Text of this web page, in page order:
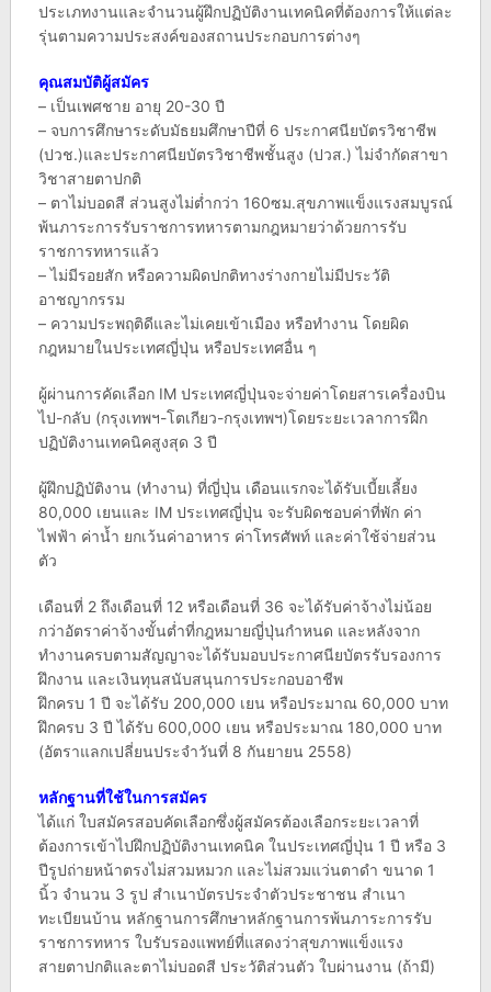
ประเภทงานและจำนวนผู้ฝึกปฏิบัติงานเทคนิคที่ต้องการให้แต่ละ
รุ่นตามความประสงค์ของสถานประกอบการต่างๆ
คุณสมบัติผู้สมัคร
– เป็นเพศชาย อายุ 20-30 ปี
– จบการศึกษาระดับมัธยมศึกษาปีที่ 6 ประกาศนียบัตรวิชาชีพ
(ปวช.)และประกาศนียบัตรวิชาชีพชั้นสูง (ปวส.) ไม่จำกัดสาขา
วิชาสายตาปกติ
– ตาไม่บอดสี ส่วนสูงไม่ต่ำกว่า 160ซม.สุขภาพแข็งแรงสมบูรณ์
พ้นภาระการรับราชการทหารตามกฎหมายว่าด้วยการรับ
ราชการทหารแล้ว
– ไม่มีรอยสัก หรือความผิดปกติทางร่างกายไม่มีประวัติ
อาชญากรรม
– ความประพฤติดีและไม่เคยเข้าเมือง หรือทำงาน โดยผิด
กฎหมายในประเทศญี่ปุ่น หรือประเทศอื่น ๆ
ผู้ผ่านการคัดเลือก IM ประเทศญี่ปุ่นจะจ่ายค่าโดยสารเครื่องบิน
ไป-กลับ (กรุงเทพฯ-โตเกียว-กรุงเทพฯ)โดยระยะเวลาการฝึก
ปฏิบัติงานเทคนิคสูงสุด 3 ปี
ผู้ฝึกปฏิบัติงาน (ทำงาน) ที่ญี่ปุ่น เดือนแรกจะได้รับเบี้ยเลี้ยง
80,000 เยนและ IM ประเทศญี่ปุ่น จะรับผิดชอบค่าที่พัก ค่า
ไฟฟ้า ค่าน้ำ ยกเว้นค่าอาหาร ค่าโทรศัพท์ และค่าใช้จ่ายส่วน
ตัว
เดือนที่ 2 ถึงเดือนที่ 12 หรือเดือนที่ 36 จะได้รับค่าจ้างไม่น้อย
กว่าอัตราค่าจ้างขั้นต่ำที่กฎหมายญี่ปุ่นกำหนด และหลังจาก
ทำงานครบตามสัญญาจะได้รับมอบประกาศนียบัตรรับรองการ
ฝึกงาน และเงินทุนสนับสนุนการประกอบอาชีพ
ฝึกครบ 1 ปี จะได้รับ 200,000 เยน หรือประมาณ 60,000 บาท
ฝึกครบ 3 ปี ได้รับ 600,000 เยน หรือประมาณ 180,000 บาท
(อัตราแลกเปลี่ยนประจำวันที่ 8 กันยายน 2558)
หลักฐานที่ใช้ในการสมัคร
ได้แก่ ใบสมัครสอบคัดเลือกซึ่งผู้สมัครต้องเลือกระยะเวลาที่
ต้องการเข้าไปฝึกปฏิบัติงานเทคนิค ในประเทศญี่ปุ่น 1 ปี หรือ 3
ปีรูปถ่ายหน้าตรงไม่สวมหมวก และไม่สวมแว่นตาดำ ขนาด 1
นิ้ว จำนวน 3 รูป สำเนาบัตรประจำตัวประชาชน สำเนา
ทะเบียนบ้าน หลักฐานการศึกษาหลักฐานการพ้นภาระการรับ
ราชการทหาร ใบรับรองแพทย์ที่แสดงว่าสุขภาพแข็งแรง
สายตาปกติและตาไม่บอดสี ประวัติส่วนตัว ใบผ่านงาน (ถ้ามี)